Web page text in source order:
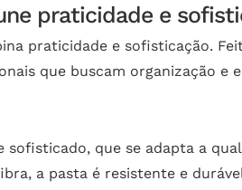
praticidade e
praticidade e sofisticação.
que buscam organização e
sofisticado, que se adapta a
a pasta é resistente e